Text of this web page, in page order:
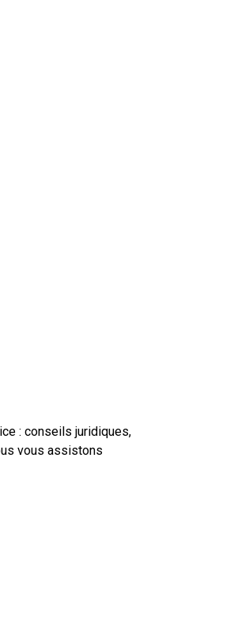
: conseils juridiques,
vous assistons